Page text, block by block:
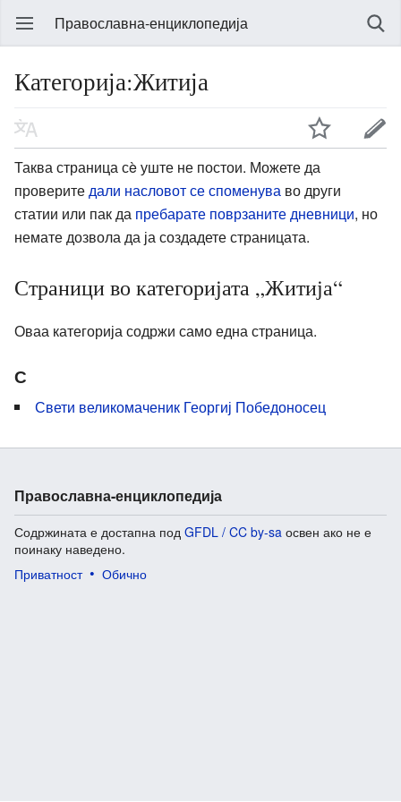
Православна-енциклопедија
Категорија:Житија
Таква страница сè уште не постои. Можете да
проверите дали насловот се споменува во други
статии или пак да пребарате поврзаните дневници, но
немате дозвола да ја создадете страницата.
Страници во категоријата „Житија“
Оваа категорија содржи само една страница.
С
Свети великомаченик Георгиј Победоносец
Православна-енциклопедија
Содржината е достапна под GFDL / CC by-sa освен ако не е
поинаку наведено.
Приватност
Обично